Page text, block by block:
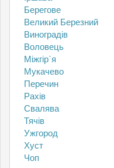
Берегове
Великий Березний
Виноградів
Воловець
Міжгір`я
Мукачево
Перечин
Рахів
Свалява
Тячів
Ужгород
Хуст
Чоп